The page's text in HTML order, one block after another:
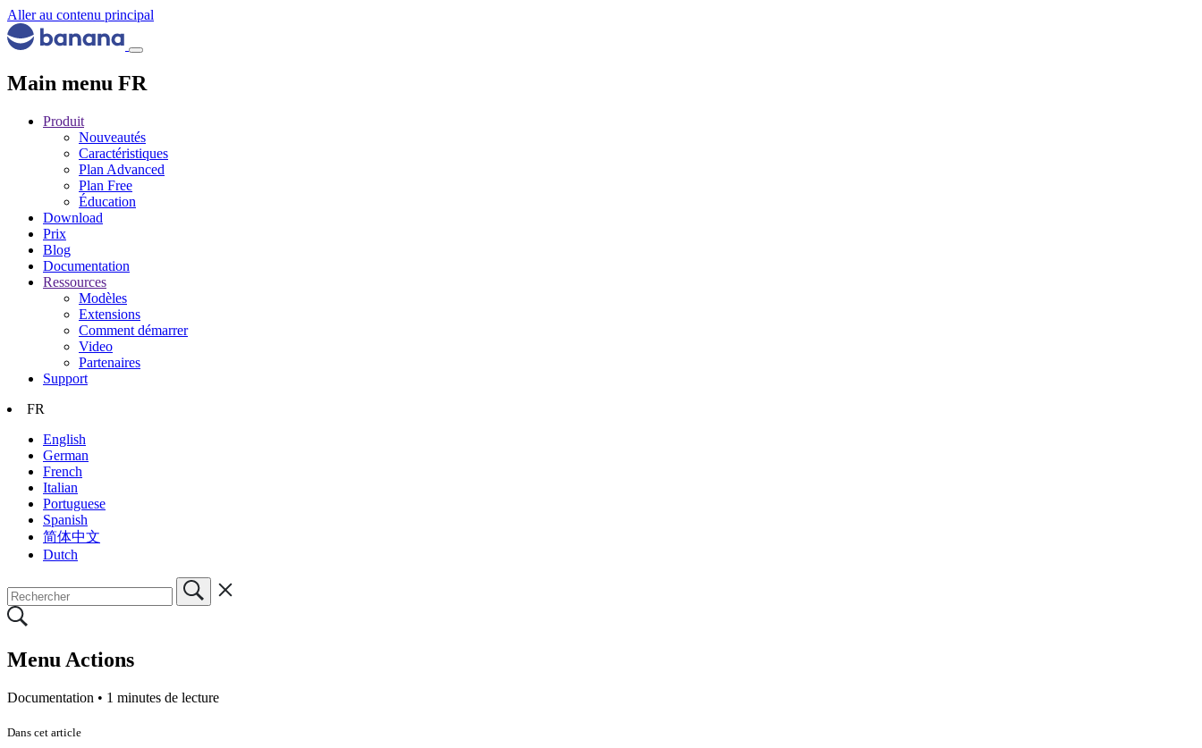
Aller au contenu principal
Main menu FR
Produit
Nouveautés
Caractéristiques
Plan Advanced
Plan Free
Éducation
Download
Prix
Blog
Documentation
Ressources
Modèles
Extensions
Comment démarrer
Video
Partenaires
Support
FR
English
German
French
Italian
Portuguese
Spanish
简体中文
Dutch
Menu Actions
Documentation • 1 minutes de lecture
Dans cet article